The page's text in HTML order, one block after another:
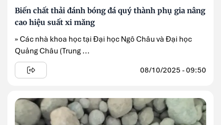
Biến chất thải đánh bóng đá quý thành phụ gia nâng
cao hiệu suất xi măng
» Các nhà khoa học tại Đại học Ngô Châu và Đại học
Quảng Châu (Trung ...
08/10/2025 - 09:50